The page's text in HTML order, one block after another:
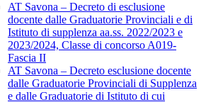
AT Savona – Decreto di esclusione
docente dalle Graduatorie Provinciali e di
Istituto di supplenza aa.ss. 2022/2023 e
2023/2024, Classe di concorso A019-
Fascia II
AT Savona – Decreto esclusione docente
dalle Graduatorie Provinciali di Supplenza
e dalle Graduatorie di Istituto di cui